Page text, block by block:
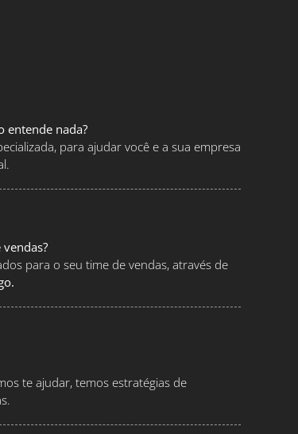
entende nada?
para ajudar você e a sua empresa
para o seu time de vendas, através de
te ajudar, temos estratégias de